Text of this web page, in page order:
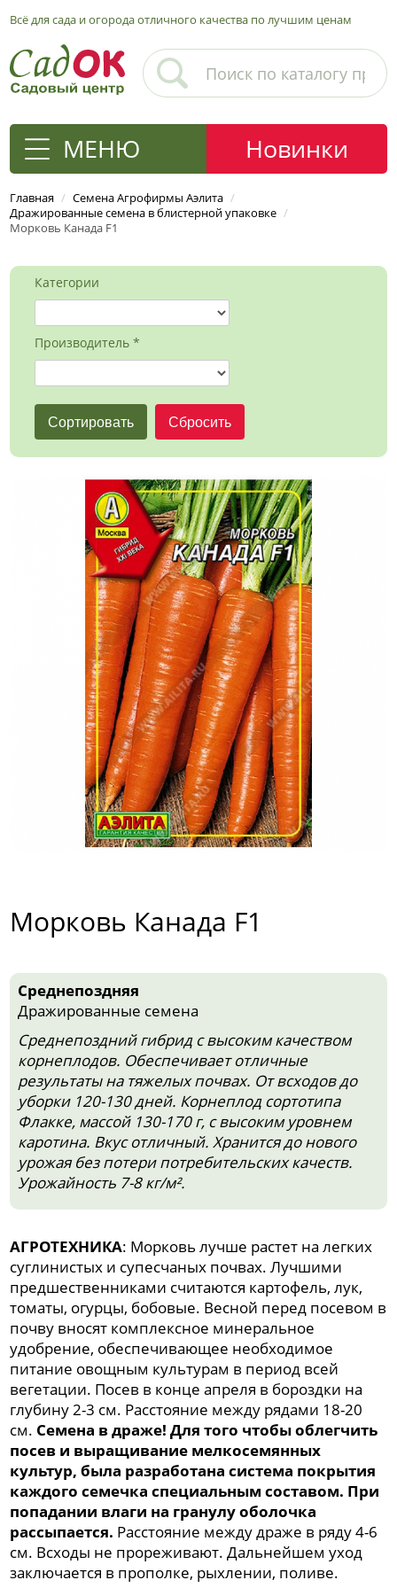
Всё для сада и огорода отличного качества по лучшим ценам
МЕНЮ Новинки
Главная / Семена Агрофирмы Аэлита /
Дражированные семена в блистерной упаковке /
Морковь Канада F1
Категории
Производитель *
Морковь Канада F1
Среднепоздняя
Дражированные семена
Среднепоздний гибрид с высоким качеством
корнеплодов. Обеспечивает отличные
результаты на тяжелых почвах. От всходов до
уборки 120-130 дней. Корнеплод сортотипа
Флакке, массой 130-170 г, с высоким уровнем
каротина. Вкус отличный. Хранится до нового
урожая без потери потребительских качеств.
Урожайность 7-8 кг/м².
АГРОТЕХНИКА: Морковь лучше растет на легких
суглинистых и супесчаных почвах. Лучшими
предшественниками считаются картофель, лук,
томаты, огурцы, бобовые. Весной перед посевом в
почву вносят комплексное минеральное
удобрение, обеспечивающее необходимое
питание овощным культурам в период всей
вегетации. Посев в конце апреля в бороздки на
глубину 2-3 см. Расстояние между рядами 18-20
см. Семена в драже! Для того чтобы облегчить
посев и выращивание мелкосемянных
культур, была разработана система покрытия
каждого семечка специальным составом. При
попадании влаги на гранулу оболочка
рассыпается. Расстояние между драже в ряду 4-6
см. Всходы не прореживают. Дальнейшем уход
заключается в прополке, рыхлении, поливе.